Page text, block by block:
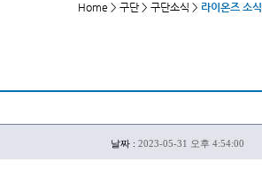
Home > 구단 > 구단소식 > 라이온즈 소식
날짜 : 2023-05-31 오후 4:54:00